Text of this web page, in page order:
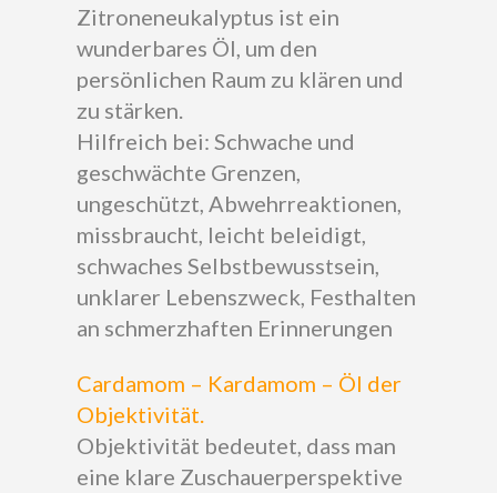
Zitroneneukalyptus ist ein
wunderbares Öl, um den
persönlichen Raum zu klären und
zu stärken.
Hilfreich bei: Schwache und
geschwächte Grenzen,
ungeschützt, Abwehrreaktionen,
missbraucht, leicht beleidigt,
schwaches Selbstbewusstsein,
unklarer Lebenszweck, Festhalten
an schmerzhaften Erinnerungen
Cardamom – Kardamom – Öl der
Objektivität.
Objektivität bedeutet, dass man
eine klare Zuschauerperspektive